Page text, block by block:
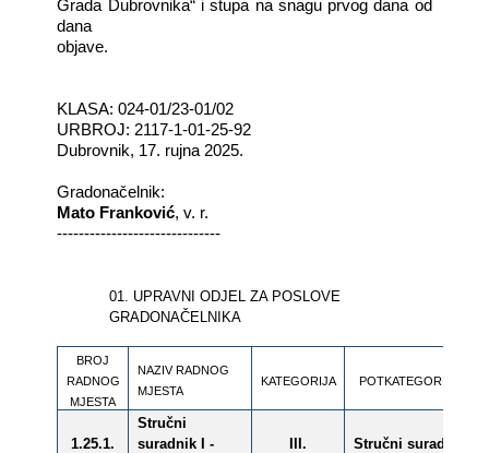
Grada Dubrovnika“ i stupa na snagu prvog dana od
dana
objave.
KLASA: 024-01/23-01/02
URBROJ: 2117-1-01-25-92
Dubrovnik, 17. rujna 2025.
Gradonačelnik:
Mato Franković, v. r.
------------------------------
01. UPRAVNI ODJEL ZA POSLOVE
GRADONAČELNIKA
BROJ
RADNOG
MJESTA
NAZIV RADNOG
MJESTA
KATEGORIJA POTKATEGORIJA
1.25.1.
Stručni
suradnik I -
III. Stručni suradnik